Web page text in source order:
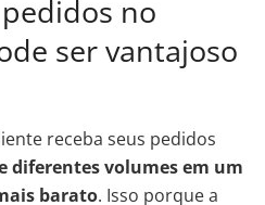
no
ser vantajoso
receba seus pedidos
diferentes volumes em um
barato. Isso porque a